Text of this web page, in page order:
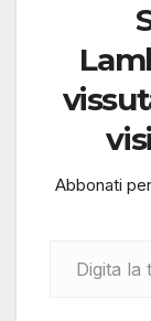
Abbonati